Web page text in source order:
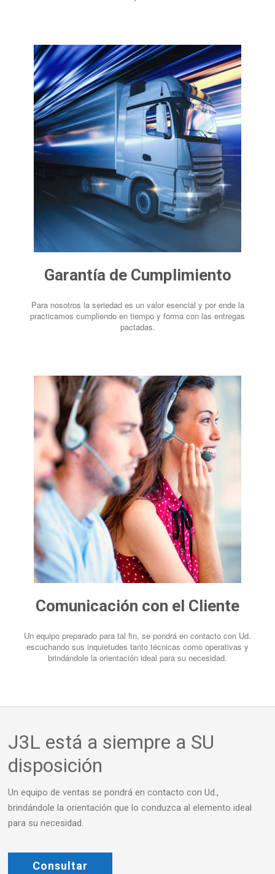
Garantía de Cumplimiento
Para nosotros la seriedad es un valor esencial y por ende la
practicamos cumpliendo en tiempo y forma con las entregas
pactadas.
Comunicación con el Cliente
Un equipo preparado para tal fin, se pondrá en contacto con Ud.
escuchando sus inquietudes tanto técnicas como operativas y
brindándole la orientación ideal para su necesidad.
J3L está a siempre a SU
disposición
Un equipo de ventas se pondrá en contacto con Ud.,
brindándole la orientación que lo conduzca al elemento ideal
para su necesidad.
Consultar